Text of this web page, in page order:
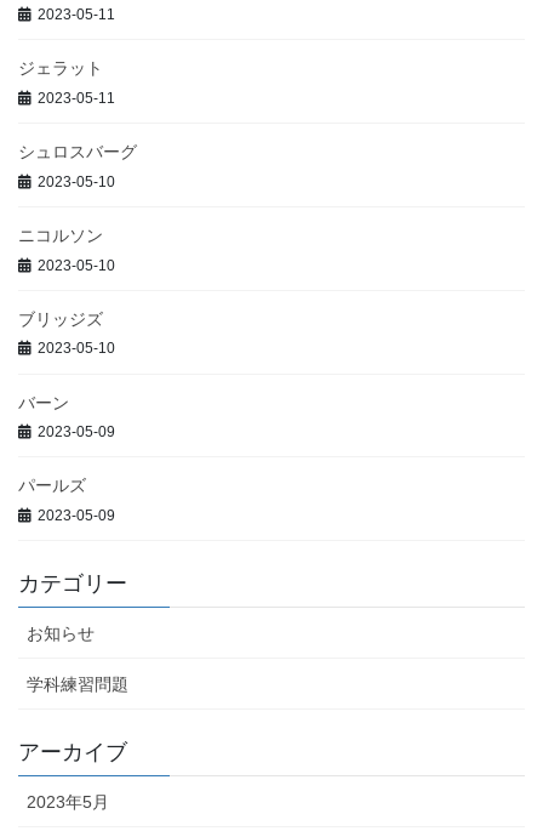
2023-05-11
ジェラット
2023-05-11
シュロスバーグ
2023-05-10
ニコルソン
2023-05-10
ブリッジズ
2023-05-10
バーン
2023-05-09
パールズ
2023-05-09
カテゴリー
お知らせ
学科練習問題
アーカイブ
2023年5月